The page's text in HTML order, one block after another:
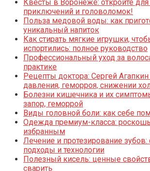
Квесты в Воронеже: откройте
приключений и головоломок!
Польза медовой воды: как
уникальный напиток
Как стирать мягкие игрушки,
испортились: полное руководство
Профессиональный уход за
практике
Рецепты доктора: Сергей
давления, геморроя, снижении
Болезни кишечника и их
запор, геморрой
Виды головной боли: как себе
Одежда премиум-класса:
избранным
Лечение и протезирование
подходы и технологии
Полезный кисель: ценные
сварить